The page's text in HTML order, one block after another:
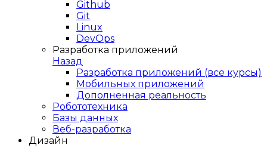
Github
Git
Linux
DevOps
Разработка приложений
Назад
Разработка приложений (все курсы)
Мобильных приложений
Дополненная реальность
Робототехника
Базы данных
Веб-разработка
Дизайн